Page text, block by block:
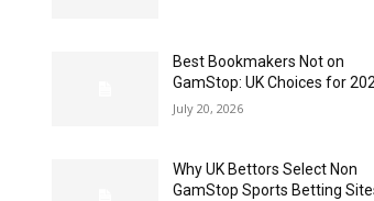
Best Bookmakers Not on
GamStop: UK Choices for
July 20, 2026
Why UK Bettors Select Non
GamStop Sports Betting